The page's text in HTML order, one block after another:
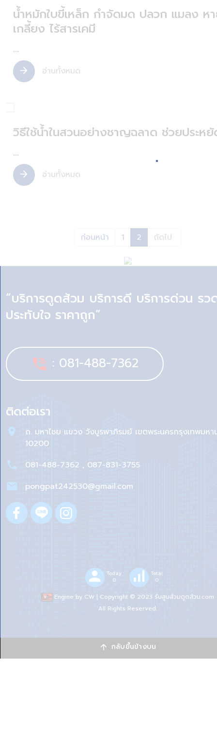
น้ำหมักใบขี้เหล็ก กำจัดมด ปลวก แมลง ห
เกลี้ยง ไร้สารเคมี
...
arrow_forward อ่านทั้งหมด
วิธีใช้น้ำในสวนอย่างชาญฉลาด ช่วยประห
...
arrow_forward อ่านทั้งหมด
ก่อนหน้า 1 2 ถัดไป
“บริการดูดส้วม บริการดี บริการด่วน รว
ประทับใจ ราคาถูก”
phone_in_talk : 081-488-7362
ติดต่อเรา
ถ. มหาไชย แขวง วังบูรพาภิรมย์ เขตพระนครกรุงเทพมหา
10200
081-488-7362 , 087-831-3755
pongpat242530@gmail.com
person Today
0
signal_cellular_alt Total
0
Engine by CW | Copyright © 2023 รับสูบส้วมดูดส้วม.com
All Rights Reserved.
arrow_upward กลับขึ้นข้างบน